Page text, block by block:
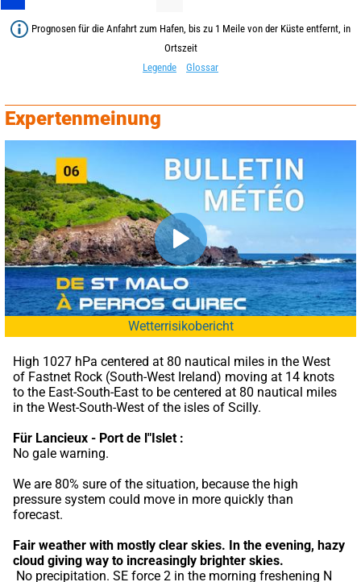
Prognosen für die Anfahrt zum Hafen, bis zu 1 Meile von der Küste entfernt, in
Ortszeit
Legende
Glossar
Expertenmeinung
Wetterrisikobericht
High 1027 hPa centered at 80 nautical miles in the West
of Fastnet Rock (South-West Ireland) moving at 14 knots
to the East-South-East to be centered at 80 nautical miles
in the West-South-West of the isles of Scilly.
Für Lancieux - Port de l"Islet :
No gale warning.
We are 80% sure of the situation, because the high
pressure system could move in more quickly than
forecast.
Fair weather with mostly clear skies. In the evening, hazy
cloud giving way to increasingly brighter skies.